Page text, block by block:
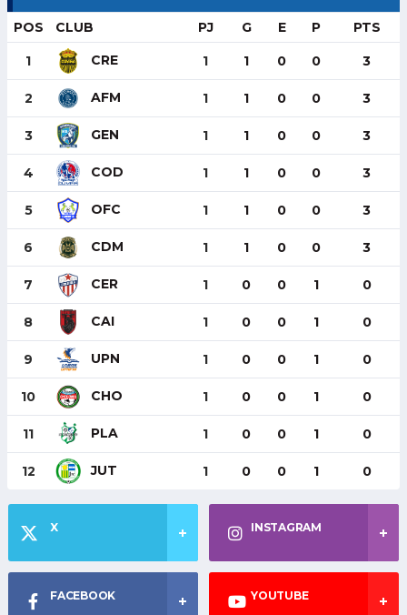
POS CLUB PJ G E P PTS
1 CRE 1 1 0 0 3
2 AFM 1 1 0 0 3
3 GEN 1 1 0 0 3
4 COD 1 1 0 0 3
5 OFC 1 1 0 0 3
6 CDM 1 1 0 0 3
7 CER 1 0 0 1 0
8 CAI 1 0 0 1 0
9 UPN 1 0 0 1 0
10 CHO 1 0 0 1 0
11 PLA 1 0 0 1 0
12 JUT 1 0 0 1 0
X INSTAGRAM
FACEBOOK YOUTUBE